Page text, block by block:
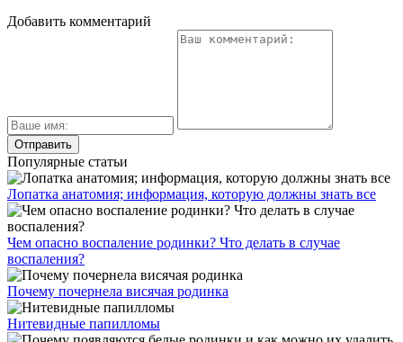
Добавить комментарий
Популярные статьи
Лопатка анатомия; информация, которую должны знать все
Чем опасно воспаление родинки? Что делать в случае
воспаления?
Почему почернела висячая родинка
Нитевидные папилломы